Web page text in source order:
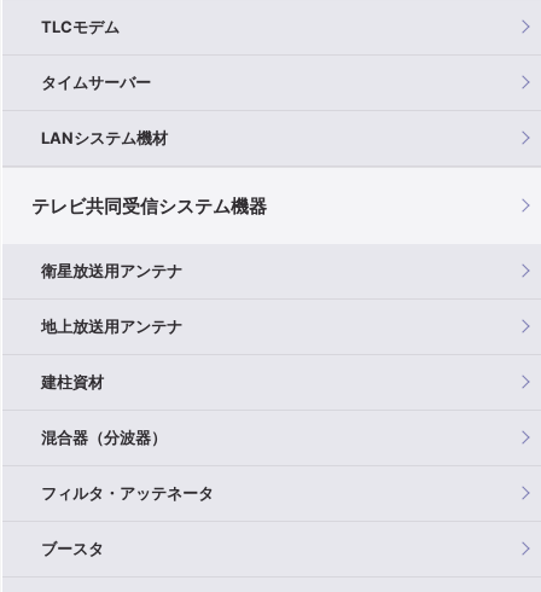
TLCモデム
タイムサーバー
LANシステム機材
テレビ共同受信システム機器
衛星放送用アンテナ
地上放送用アンテナ
建柱資材
混合器（分波器）
フィルタ・アッテネータ
ブースタ